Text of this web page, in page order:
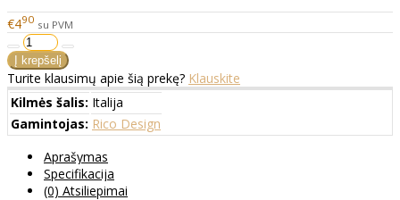
€490 su PVM
Turite klausimų apie šią prekę? Klauskite
Kilmės šalis: Italija
Gamintojas: Rico Design
Aprašymas
Specifikacija
(0) Atsiliepimai